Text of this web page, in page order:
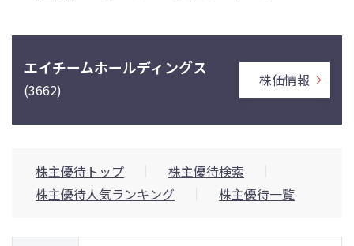
エイチームホールディングス
(3662)
株価情報
株主優待トップ
株主優待検索
株主優待人気ランキング
株主優待一覧